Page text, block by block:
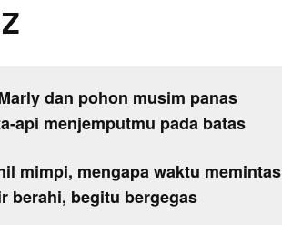
dan pohon musim panas
api menjemputmu pada batas
mimpi, mengapa waktu memintas
berahi, begitu bergegas